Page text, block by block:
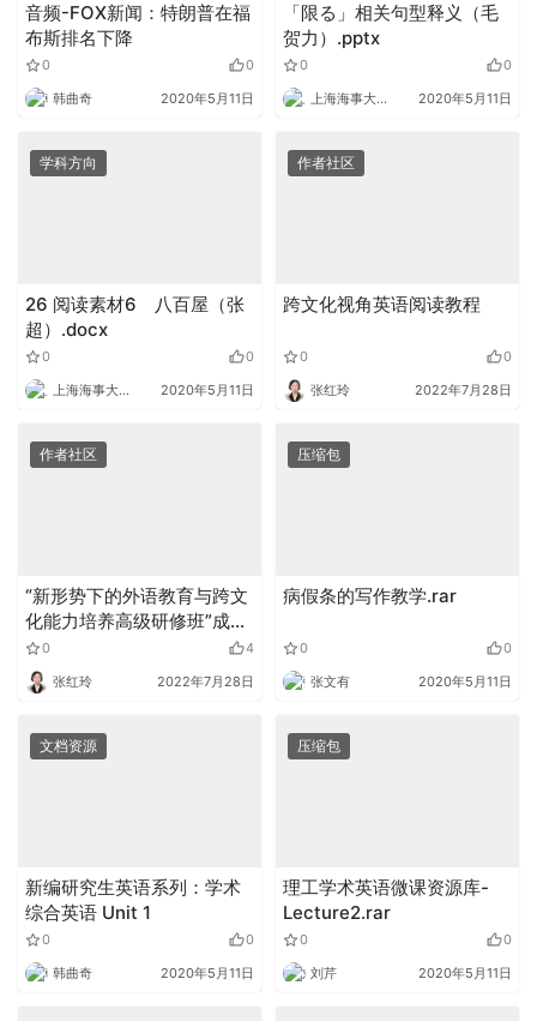
音频-FOX新闻：特朗普在福
布斯排名下降
0 0
韩曲奇 2020年5月11日
「限る」相关句型释义（毛
贺力）.pptx
0 0
上海海事大学外语 2020年5月11日
学科方向
26 阅读素材6 八百屋（张
超）.docx
0 0
上海海事大学外语 2020年5月11日
作者社区
跨文化视角英语阅读教程
0 0
张红玲 2022年7月28日
作者社区
“新形势下的外语教育与跨文
化能力培养高级研修班”成功
举办
0 4
张红玲 2022年7月28日
压缩包
病假条的写作教学.rar
0 0
张文有 2020年5月11日
文档资源
新编研究生英语系列：学术
综合英语 Unit 1
0 0
韩曲奇 2020年5月11日
压缩包
理工学术英语微课资源库-
Lecture2.rar
0 0
刘芹 2020年5月11日